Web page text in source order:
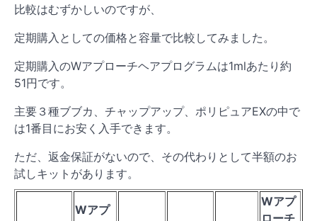
比較はむずかしいのですが、
定期購入としての価格と容量で比較してみました。
定期購入のWアプローチヘアプログラムは1mlあたり約
51円です。
主要３種ブブカ、チャップアップ、ポリピュアEXの中で
は1番目にお安く入手できます。
ただ、返金保証がないので、その代わりとして半額のお
試しキットがあります。
Wアプ
Wアプ
ローチ